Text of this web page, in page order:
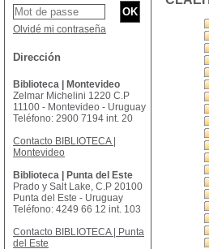
Olvidé mi contraseña
Dirección
Biblioteca | Montevideo
Zelmar Michelini 1220 C.P
11100 - Montevideo - Uruguay
Teléfono: 2900 7194 int. 20
Contacto BIBLIOTECA |
Montevideo
Biblioteca | Punta del Este
Prado y Salt Lake, C.P 20100
Punta del Este - Uruguay
Teléfono: 4249 66 12 int. 103
Contacto BIBLIOTECA | Punta
del Este